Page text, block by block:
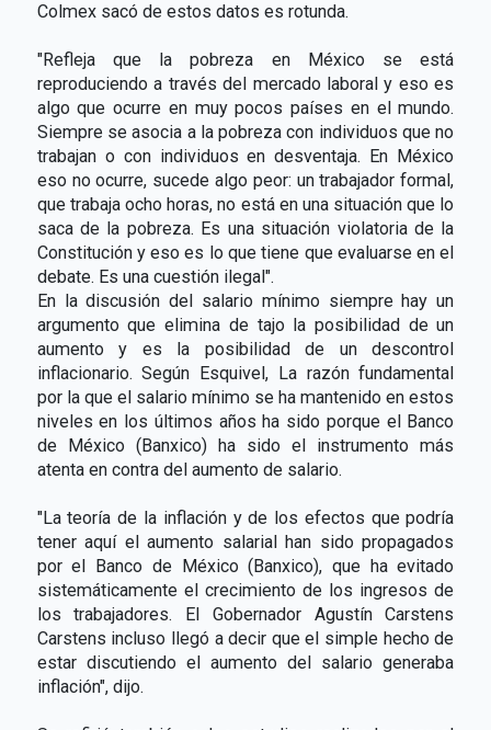
Colmex sacó de estos datos es rotunda.
"Refleja que la pobreza en México se está
reproduciendo a través del mercado laboral y eso es
algo que ocurre en muy pocos países en el mundo.
Siempre se asocia a la pobreza con individuos que no
trabajan o con individuos en desventaja. En México
eso no ocurre, sucede algo peor: un trabajador formal,
que trabaja ocho horas, no está en una situación que lo
saca de la pobreza. Es una situación violatoria de la
Constitución y eso es lo que tiene que evaluarse en el
debate. Es una cuestión ilegal".
En la discusión del salario mínimo siempre hay un
argumento que elimina de tajo la posibilidad de un
aumento y es la posibilidad de un descontrol
inflacionario. Según Esquivel, La razón fundamental
por la que el salario mínimo se ha mantenido en estos
niveles en los últimos años ha sido porque el Banco
de México (Banxico) ha sido el instrumento más
atenta en contra del aumento de salario.
"La teoría de la inflación y de los efectos que podría
tener aquí el aumento salarial han sido propagados
por el Banco de México (Banxico), que ha evitado
sistemáticamente el crecimiento de los ingresos de
los trabajadores. El Gobernador Agustín Carstens
Carstens incluso llegó a decir que el simple hecho de
estar discutiendo el aumento del salario generaba
inflación", dijo.